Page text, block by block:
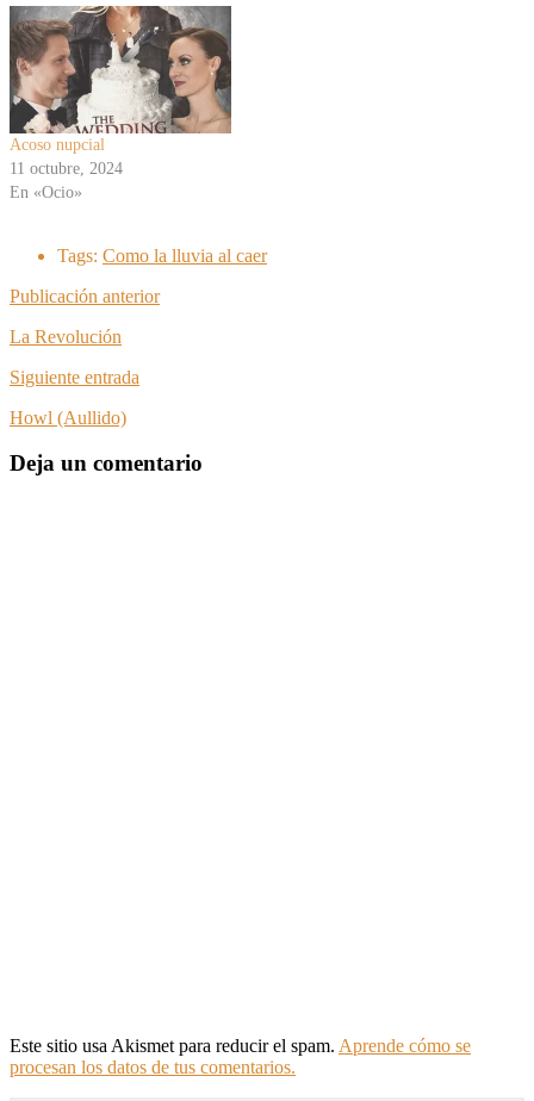
Acoso nupcial
11 octubre, 2024
En «Ocio»
Tags: Como la lluvia al caer
Publicación anterior
La Revolución
Siguiente entrada
Howl (Aullido)
Deja un comentario
Este sitio usa Akismet para reducir el spam. Aprende cómo se
procesan los datos de tus comentarios.